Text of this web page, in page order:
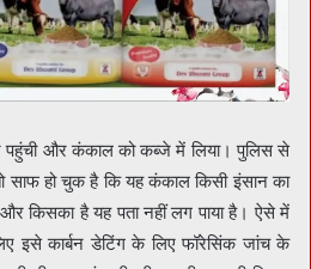
पहुंची और कंकाल को कब्जे में लिया। पुलिस से
साफ हो चुक है कि यह कंकाल किसी इंसान का
किसका है यह पता नहीं लग पाया है। ऐसे में
इसे कार्बन डेटिंग के लिए फॉरेसिंक जांच के